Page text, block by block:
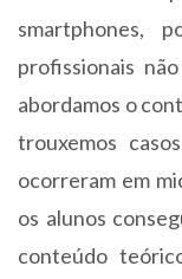
smartphones,
profissionais
abordamos o
trouxemos
ocorreram em
os alunos
conteúdo